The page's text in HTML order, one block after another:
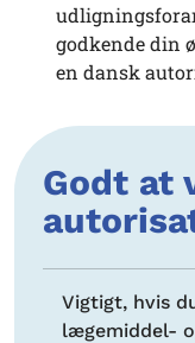
godkende din
en dansk
Godt at
Vigtigt, hvis
lægemiddel-